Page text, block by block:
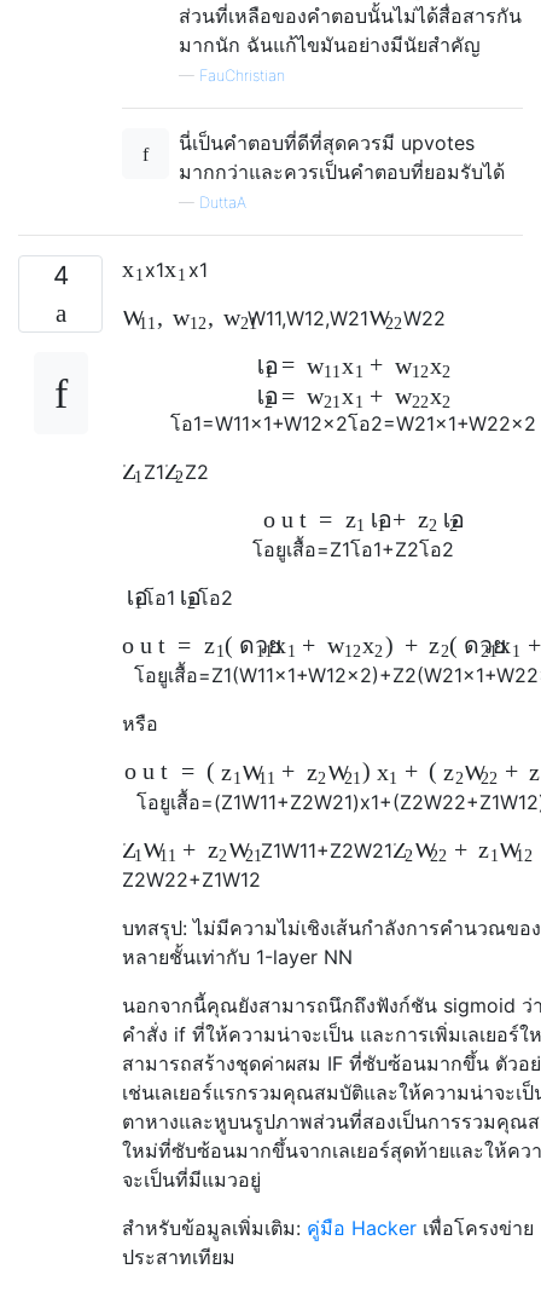
ส่วนที่เหลือของคำตอบนั้นไม่ได้สื่อสารกัน
มากนัก ฉันแก้ไขมันอย่างมีนัยสำคัญ
— FauChristian
นี่เป็นคำตอบที่ดีที่สุดควรมี upvotes
มากกว่าและควรเป็นคำตอบที่ยอมรับได้
— DuttaA
4 x1 x1x1 x1
W11 , w12, w21W11,W12,W21W22W22
โอ
1 = w11 x1 + w12x2
โอ
2 = w21x1 + w22x2
โอ1=W11x1+W12x2โอ2=W21x1+W22x2
Z1 Z1Z2Z2
o u t = z1 โอ
1 + z2 โอ
2
โอยูเสื้อ=Z1โอ1+Z2โอ2
โอ
1โอ1 โอ
2โอ2
out = z1( ด้วย
11x1 + w12x2) + z2( ด้วย
21x1
โอยูเสื้อ=Z1(W11x1+W12x2)+Z2(W21x1+W22
หรือ
out = ( z1 W11 + z2 W21 ) x1 + ( z2W22 + z
โอยูเสื้อ=(Z1W11+Z2W21)x1+(Z2W22+Z1W12
Z1W11 + z2W21Z1W11+Z2W21Z2W22 + z1W12
Z2W22+Z1W12
บทสรุป: ไม่มีความไม่เชิงเส้นกำลังการคำนวณขอ
หลายชั้นเท่ากับ 1-layer NN
นอกจากนี้คุณยังสามารถนึกถึงฟังก์ชัน sigmoid ว่
คำสั่ง if ที่ให้ความน่าจะเป็น และการเพิ่มเลเยอร์ใ
สามารถสร้างชุดค่าผสม IF ที่ซับซ้อนมากขึ้น ตัวอ
เช่นเลเยอร์แรกรวมคุณสมบัติและให้ความน่าจะเ
ตาหางและหูบนรูปภาพส่วนที่สองเป็นการรวมคุณ
ใหม่ที่ซับซ้อนมากขึ้นจากเลเยอร์สุดท้ายและให้คว
จะเป็นที่มีแมวอยู่
สำหรับข้อมูลเพิ่มเติม: คู่มือ Hacker เพื่อโครงข่าย
ประสาทเทียม